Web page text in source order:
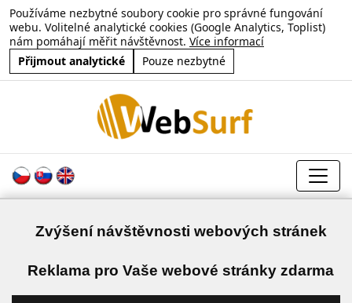
Používáme nezbytné soubory cookie pro správné fungování
webu. Volitelné analytické cookies (Google Analytics, Toplist)
nám pomáhají měřit návštěvnost. Více informací
Přijmout analytické
Pouze nezbytné
Zvýšení návštěvnosti webových stránek
Reklama pro Vaše webové stránky zdarma